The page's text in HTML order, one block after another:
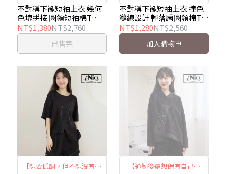
視覺設計感，不對稱剪裁搭
配單側斜襬，提升遮腹效
果，棉柔質地親膚舒適
不對稱下襬短袖上衣 幾何
色塊拼接 圓領短袖棉T
iNio 衣著美學 CEW1050
NT$1,380NT$2,760
已售完
的好看】 ｜不對稱剪裁 ×
撞色縫線 × 輕鬆輪廓感｜
iNio CHW1050
不對稱下襬短袖上衣 撞色
縫線設計 輕落肩圓領棉T
iNio衣著美學 CHW1050
NT$1,280NT$2,560
加入購物車
【想要低調，但不想沒有個
【通勤後還想保有自己樣